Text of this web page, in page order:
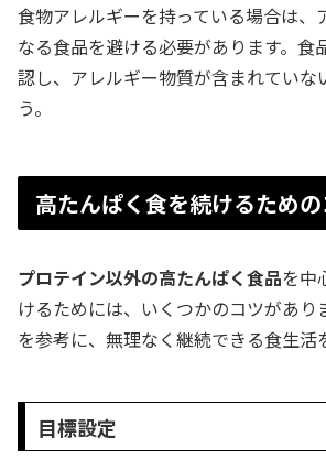
食物アレルギーを持っている場合は、
なる食品を避ける必要があります。食
認し、アレルギー物質が含まれていな
う。
高たんぱく食を続けるため
プロテイン以外の高たんぱく食品を中
けるためには、いくつかのコツがあり
を参考に、無理なく継続できる食生活
目標設定